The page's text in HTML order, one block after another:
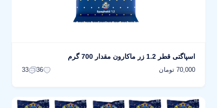
اسپاگتی قطر 1.2 زر ماکارون مقدار 700 گرم
70,000 تومان 36
33